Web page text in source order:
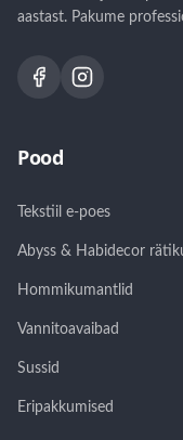
aastast. Pakume
Pood
Tekstiil e-poes
Abyss & Habidecor
Hommikumantlid
Vannitoavaibad
Sussid
Eripakkumised